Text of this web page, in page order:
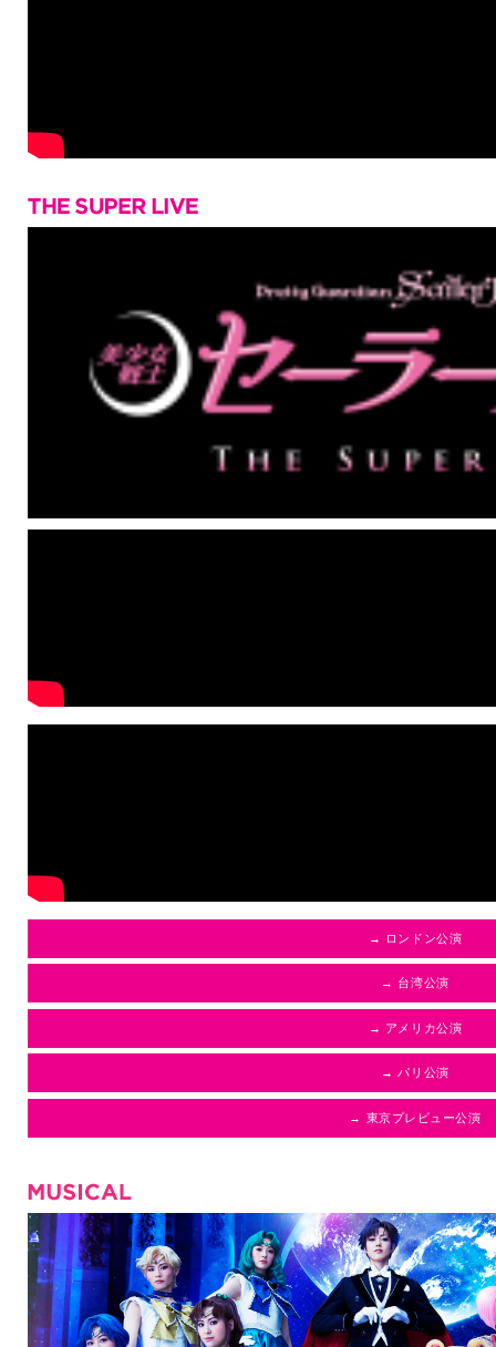
→ ロンドン公演
→ 台湾公演
→ アメリカ公演
→ パリ公演
→ 東京プレビュー公演